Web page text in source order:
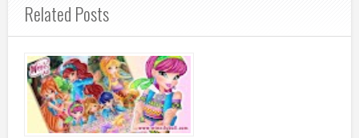
Related Posts